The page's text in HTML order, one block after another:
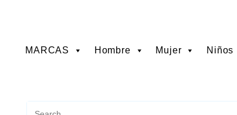
MARCAS Hombre Mujer Niños